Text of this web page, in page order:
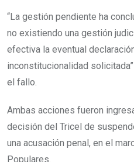
“La gestión pendiente ha
no existiendo una gestión
efectiva la eventual
inconstitucionalidad
el fallo.
Ambas acciones fueron
decisión del Tricel de
una acusación penal, en el
Populares.